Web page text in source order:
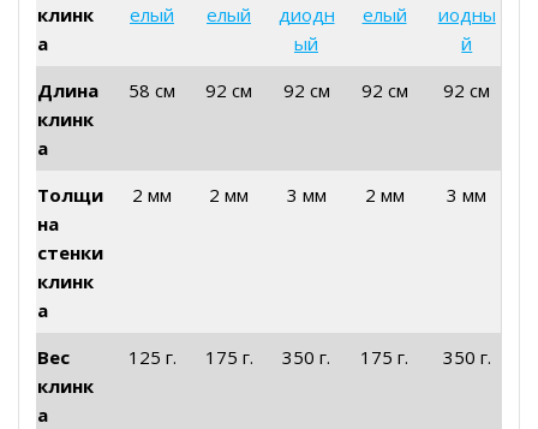
клинк
а
елый
елый
диодн
ый
елый
иодны
й
Длина
клинк
а
58 см 92 см 92 см 92 см 92 см
Толщи
на
стенки
клинк
а
2 мм 2 мм 3 мм 2 мм 3 мм
Вес
клинк
а
125 г. 175 г. 350 г. 175 г. 350 г.